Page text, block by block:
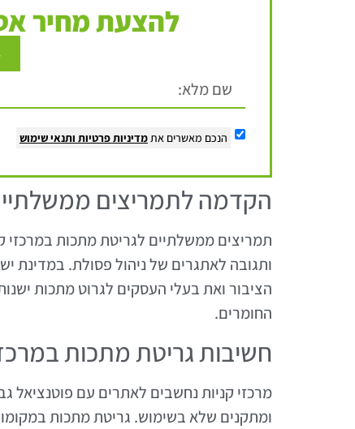
להצעת מחיר
הנכם מאשרים אתמדיניות פרטיות ותנאי שימוש
הקדמה לתמריצים
תמריצים ממשלתיים לגריטת מתכות במרכזי
ותגובה לאתגרים של ניהול פסולת. במדינת
הציבור ואת בעלי העסקים לגרוט מתכות
החומרים.
חשיבות גריטת מתכות
מרכזי קניות נחשבים לאתרים עם פוטנציאל
ומתקנים שלא בשימוש. גריטת מתכות